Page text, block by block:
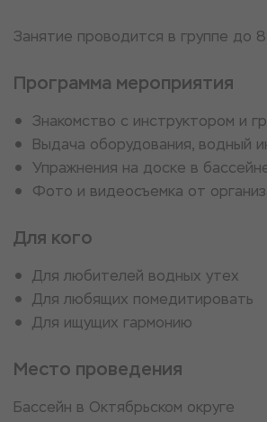
Занятие проводится в группе до
Программа мероприятия
Знакомство с инструктором и
Выдача оборудования, водный
Упражнения на доске в
Фото и видеосъемка от
Для кого
Для любителей водных утех
Для любящих помедитировать
Для ищущих гармонию
Место проведения
Бассейн в Октябрьском округе